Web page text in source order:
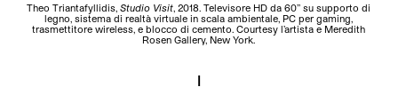
Theo Triantafyllidis,Studio Visit, 2018. Televisore HD da 60’’ su supporto di
legno, sistema di realtà virtuale in scala ambientale, PC per gaming,
trasmettitore wireless, e blocco di cemento. Courtesy l’artista e Meredith
Rosen Gallery, New York.
I